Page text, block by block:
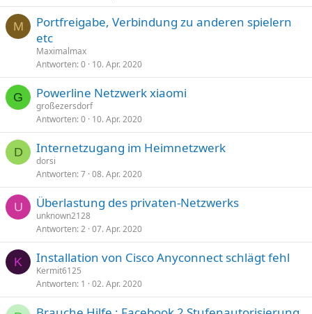
M
Portfreigabe, Verbindung zu anderen spielern
etc
Maximalmax
Antworten 0 10. Apr. 2020
G Powerline Netzwerk xiaomi
großezersdorf
Antworten 0 10. Apr. 2020
D Internetzugang im Heimnetzwerk
dorsi
Antworten 7 08. Apr. 2020
U Überlastung des privaten-Netzwerks
unknown2128
Antworten 2 07. Apr. 2020
K Installation von Cisco Anyconnect schlägt fehl
Kermit6125
Antworten 1 02. Apr. 2020